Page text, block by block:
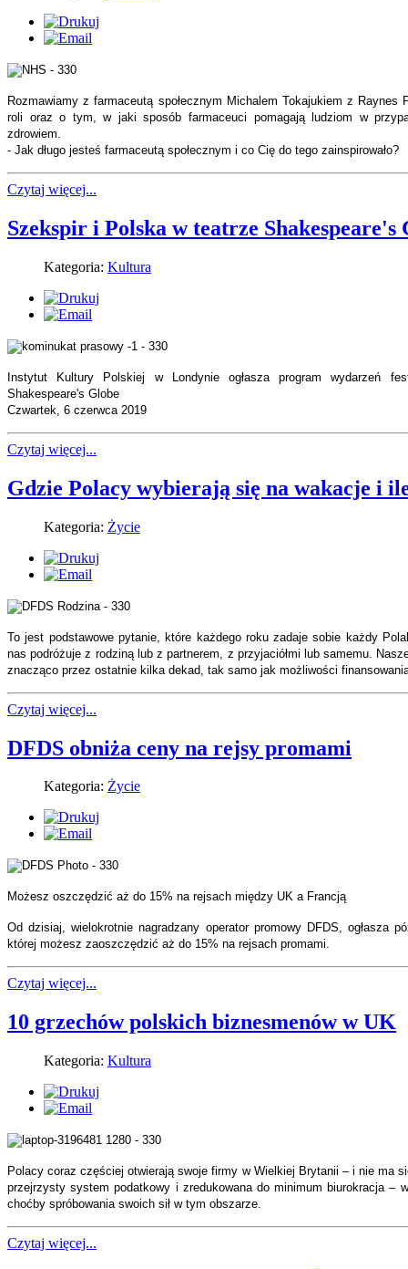
Rozmawiamy z farmaceutą społecznym Michalem Tokajukiem z
roli oraz o tym, w jaki sposób farmaceuci pomagają ludziom w
zdrowiem.
- Jak długo jesteś farmaceutą społecznym i co Cię do tego zainspirowało?
Czytaj więcej...
Szekspir i Polska w teatrze Shakespeare's
Kategoria: Kultura
Instytut Kultury Polskiej w Londynie ogłasza program wydarzeń
Shakespeare's Globe
Czwartek, 6 czerwca 2019
Czytaj więcej...
Gdzie Polacy wybierają się na wakacje i
Kategoria: Życie
To jest podstawowe pytanie, które każdego roku zadaje sobie każdy
nas podróżuje z rodziną lub z partnerem, z przyjaciółmi lub samemu.
znacząco przez ostatnie kilka dekad, tak samo jak możliwości
Czytaj więcej...
DFDS obniża ceny na rejsy promami
Kategoria: Życie
Możesz oszczędzić aż do 15% na rejsach między UK a Francją
Od dzisiaj, wielokrotnie nagradzany operator promowy DFDS, ogłasza
której możesz zaoszczędzić aż do 15% na rejsach promami.
Czytaj więcej...
10 grzechów polskich biznesmenów w UK
Kategoria: Kultura
Polacy coraz częściej otwierają swoje firmy w Wielkiej Brytanii – i nie ma
przejrzysty system podatkowy i zredukowana do minimum biurokracja –
choćby spróbowania swoich sił w tym obszarze.
Czytaj więcej...